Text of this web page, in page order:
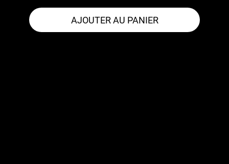
AJOUTER AU PANIER